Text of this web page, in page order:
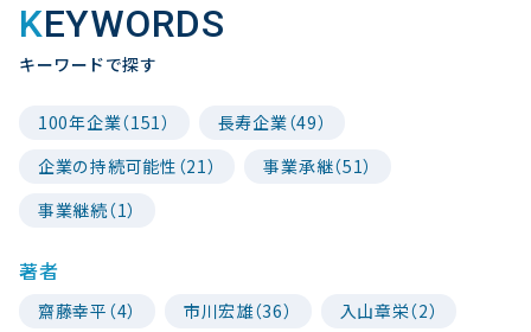
KEYWORDS
キーワードで探す
100年企業（151）
長寿企業（49）
企業の持続可能性（21）
事業承継（51）
事業継続（1）
著者
齋藤幸平（4） 市川宏雄（36）
入山章栄（2）